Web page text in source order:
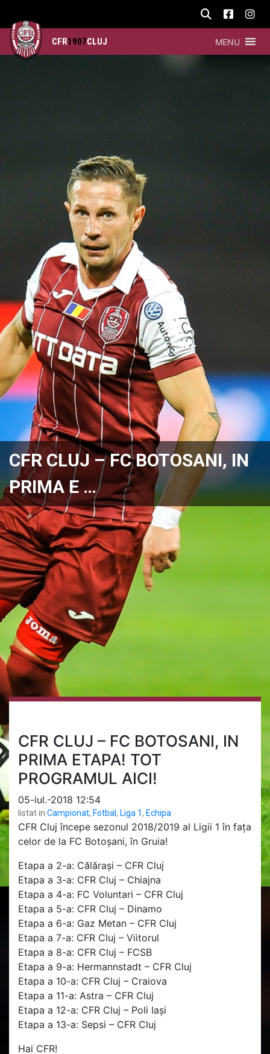
CFR1907CLUJ MENU
CFR CLUJ – FC BOTOSANI, IN
PRIMA E …
CFR CLUJ – FC BOTOSANI, IN
PRIMA ETAPA! TOT
PROGRAMUL AICI!
05-iul.-2018 12:54
listat in Campionat, Fotbal, Liga 1, Echipa
CFR Cluj începe sezonul 2018/2019 al Ligii 1 în fața
celor de la FC Botoșani, în Gruia!
Etapa a 2-a: Călărași – CFR Cluj
Etapa a 3-a: CFR Cluj – Chiajna
Etapa a 4-a: FC Voluntari – CFR Cluj
Etapa a 5-a: CFR Cluj – Dinamo
Etapa a 6-a: Gaz Metan – CFR Cluj
Etapa a 7-a: CFR Cluj – Viitorul
Etapa a 8-a: CFR Cluj – FCSB
Etapa a 9-a: Hermannstadt – CFR Cluj
Etapa a 10-a: CFR Cluj – Craiova
Etapa a 11-a: Astra – CFR Cluj
Etapa a 12-a: CFR Cluj – Poli Iași
Etapa a 13-a: Sepsi – CFR Cluj
Hai CFR!